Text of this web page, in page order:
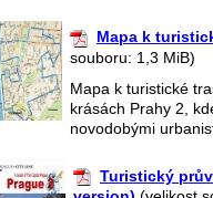
Mapa k
souboru: 1,3 MiB)
Mapa k turistické
krásách Prahy 2,
novodobými
Turistický